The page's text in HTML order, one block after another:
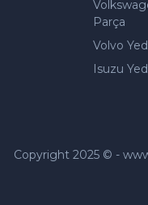
Parça
Volvo
Isuzu
Copyright 2025 © -